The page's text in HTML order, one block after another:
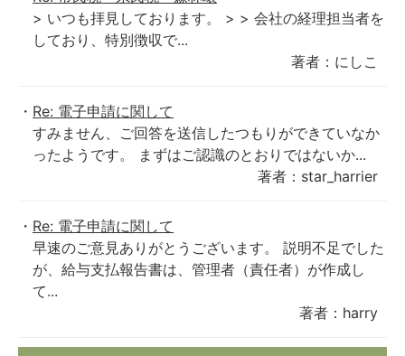
> いつも拝見しております。 > > 会社の経理担当者を
しており、特別徴収で...
著者：にしこ
Re: 電子申請に関して
すみません、ご回答を送信したつもりができていなか
ったようです。 まずはご認識のとおりではないか...
著者：star_harrier
Re: 電子申請に関して
早速のご意見ありがとうございます。 説明不足でした
が、給与支払報告書は、管理者（責任者）が作成し
て...
著者：harry